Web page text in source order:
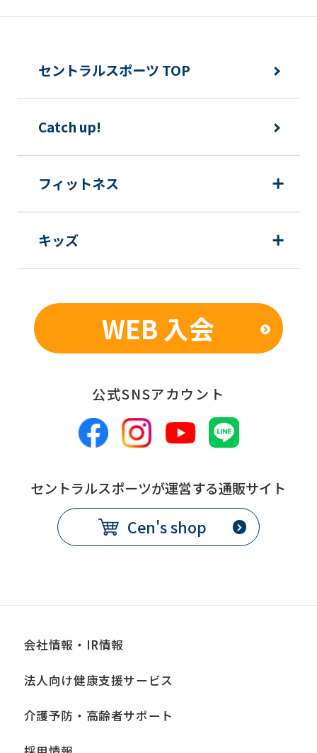
may
from
We
understand
before
using
the
Automatic
セントラルスポーツ TOP
Catch up!
フィットネス
キッズ
WEB 入会
公式SNSアカウント
セントラルスポーツが運営する通販サイト
Cen's shop
会社情報・IR情報
法人向け健康支援サービス
介護予防・高齢者サポート